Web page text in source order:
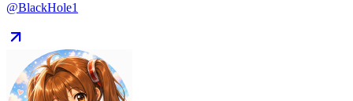
@BlackHole1